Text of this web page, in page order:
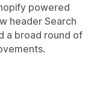
powered
header Search
a broad round of